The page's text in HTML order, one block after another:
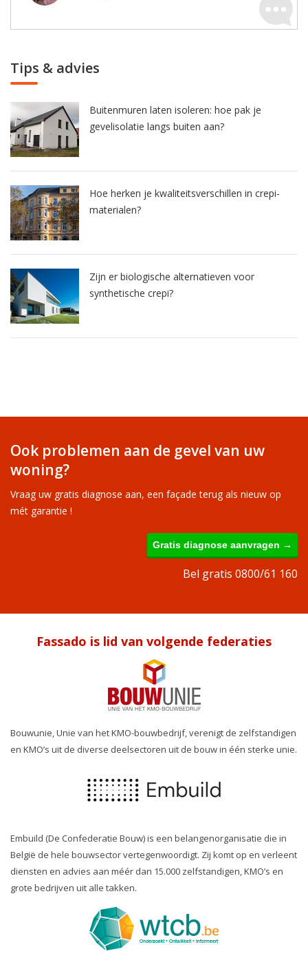
Tips & advies
Buitenmuren laten isoleren: hoe pak je
gevelisolatie langs buiten aan?
Hoe herken je kwaliteitsverschillen in crepi-
materialen?
Zijn er biologische alternatieven voor
synthetische crepi?
Ook problemen aan de gevel van uw
woning?
Vraag uw gratis diagnose aan, een façade terug als nieuw op
mét garantie !
Gratis diagnose aanvragen →
Bel gratis 0800/61 160
Fassado is lid van volgende federaties
Bouwunie, Unie van het KMO-bouwbedrijf, verenigt de zelfstandigen
en KMO’s uit de diverse deelsectoren uit de bouw in één sterke unie.
Embuild (De Confederatie Bouw) is een belangenorganisatie die in
België de hele bouwsector vertegenwoordigt. Zij komt op en verleent
diensten en advies aan méér dan 15.000 zelfstandigen, KMO’s en
grote bedrijven uit alle takken.